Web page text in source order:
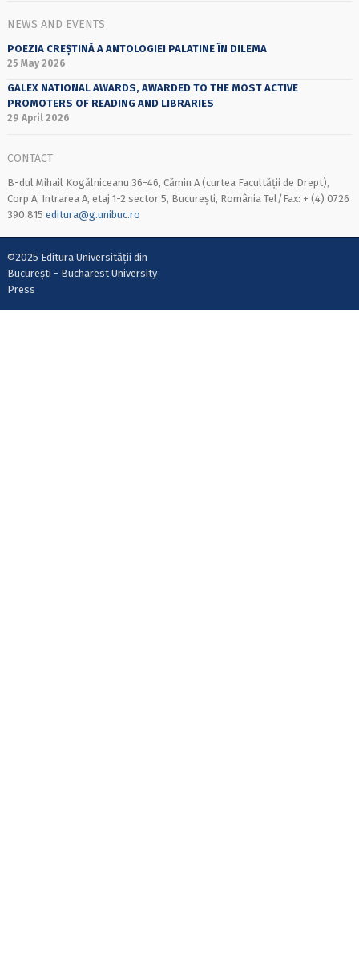
NEWS AND EVENTS
POEZIA CREȘTINĂ A ANTOLOGIEI PALATINE ÎN DILEMA
25 May 2026
GALEX NATIONAL AWARDS, AWARDED TO THE MOST ACTIVE
PROMOTERS OF READING AND LIBRARIES
29 April 2026
CONTACT
B-dul Mihail Kogălniceanu 36-46, Cămin A (curtea Facultății de Drept),
Corp A, Intrarea A, etaj 1-2 sector 5, București, România Tel/Fax: + (4) 0726
390 815 editura@g.unibuc.ro
©2025 Editura Universității din
București - Bucharest University
Press